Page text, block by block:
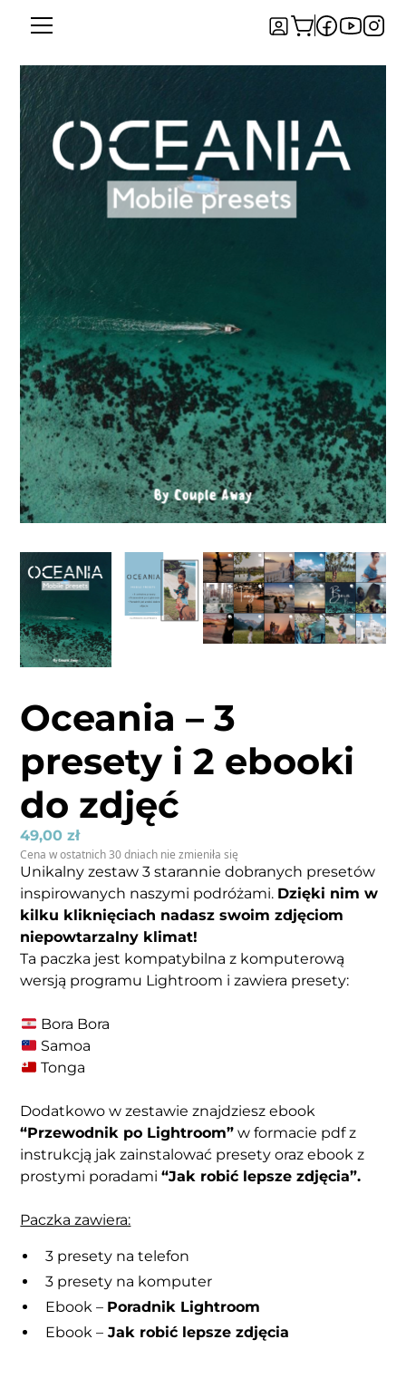
Oceania – 3
presety i 2 ebooki
do zdjęć
49,00zł
Cena w ostatnich 30 dniach nie zmieniła się
Unikalny zestaw 3 starannie dobranych presetów
inspirowanych naszymi podróżami. Dzięki nim w
kilku kliknięciach nadasz swoim zdjęciom
niepowtarzalny klimat!
Ta paczka jest kompatybilna z komputerową
wersją programu Lightroom i zawiera presety:
Bora Bora
Samoa
Tonga
Dodatkowo w zestawie znajdziesz ebook
“Przewodnik po Lightroom” w formacie pdf z
instrukcją jak zainstalować presety oraz ebook z
prostymi poradami“Jak robić lepsze zdjęcia”.
Paczka zawiera:
3 presety na telefon
3 presety na komputer
Ebook – Poradnik Lightroom
Ebook – Jak robić lepsze zdjęcia